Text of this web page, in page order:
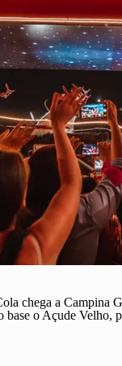
chega a Campina
o Açude Velho,